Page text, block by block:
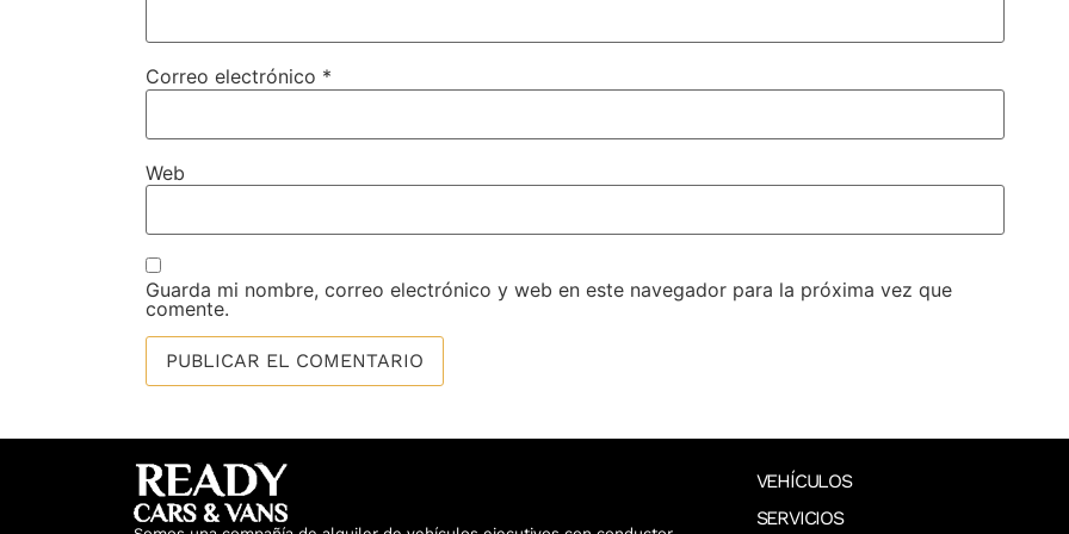
Correo electrónico *
Web
Guarda mi nombre, correo electrónico y web en este navegador para la próxima vez que
comente.
VEHÍCULOS
SERVICIOS